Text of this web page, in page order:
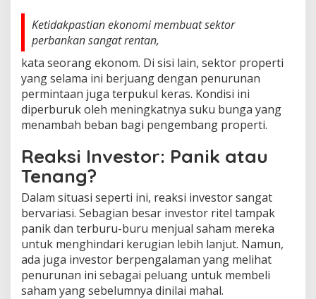
Ketidakpastian ekonomi membuat sektor
perbankan sangat rentan,
kata seorang ekonom. Di sisi lain, sektor properti
yang selama ini berjuang dengan penurunan
permintaan juga terpukul keras. Kondisi ini
diperburuk oleh meningkatnya suku bunga yang
menambah beban bagi pengembang properti.
Reaksi Investor: Panik atau
Tenang?
Dalam situasi seperti ini, reaksi investor sangat
bervariasi. Sebagian besar investor ritel tampak
panik dan terburu-buru menjual saham mereka
untuk menghindari kerugian lebih lanjut. Namun,
ada juga investor berpengalaman yang melihat
penurunan ini sebagai peluang untuk membeli
saham yang sebelumnya dinilai mahal.